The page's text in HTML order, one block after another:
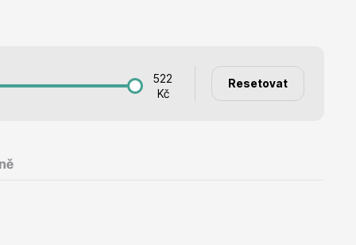
522
Kč
Resetovat